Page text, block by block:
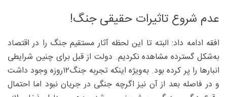
عدم شروع تاثیرات حقیقی جنگ!
افقه ادامه داد: البته تا این لحظه آثار مستقیم جنگ را در اقتصاد
به‌شکل گسترده مشاهده نکردیم. دولت از قبل برای چنین شرایطی
انبارها را پر کرده بود. به‌ویژه اینکه تجربه جنگ۱۲‌روزه وجود داشت
و در فاصله بعد از آن نیز اگرچه جنگی در جریان نبود اما احتمال